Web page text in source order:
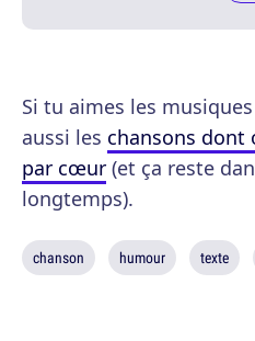
Si tu aimes les
aussi les chansons dont
par cœur (et ça reste
longtemps).
chanson humour texte